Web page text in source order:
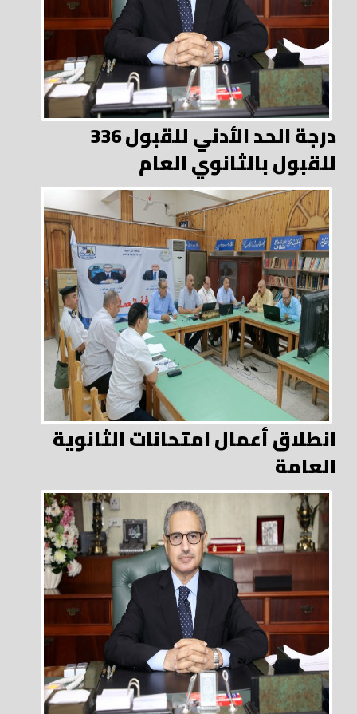
336 درجة الحد الأدني للقبول
للقبول بالثانوي العام
انطلاق أعمال امتحانات الثانوية
العامة